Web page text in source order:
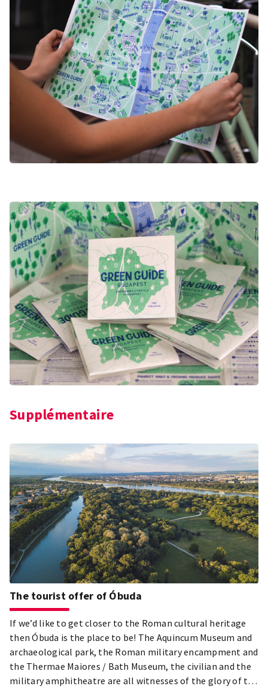
Supplémentaire
The tourist offer of Óbuda
If we’d like to get closer to the Roman cultural heritage
then Óbuda is the place to be! The Aquincum Museum and
archaeological park, the Roman military encampment and
the Thermae Maiores / Bath Museum, the civilian and the
military amphitheatre are all witnesses of the glory of the